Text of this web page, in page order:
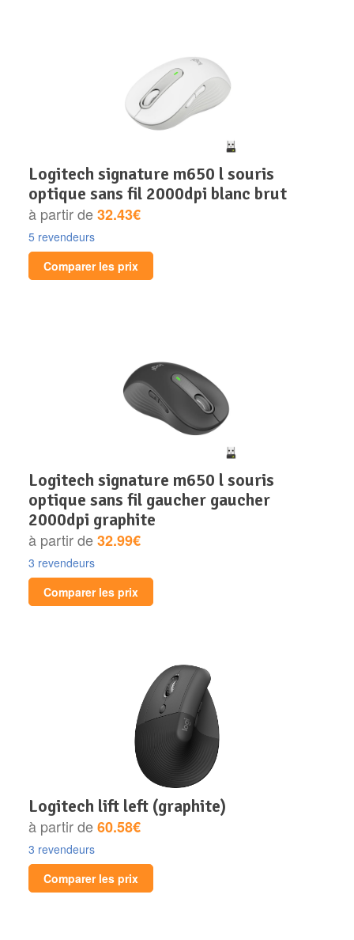
logitech signature m650 l souris
optique sans fil 2000dpi blanc brut
à partir de32.43€
5 revendeurs
Comparer les prix
logitech signature m650 l souris
optique sans fil gaucher gaucher
2000dpi graphite
à partir de32.99€
3 revendeurs
Comparer les prix
logitech lift left (graphite)
à partir de60.58€
3 revendeurs
Comparer les prix